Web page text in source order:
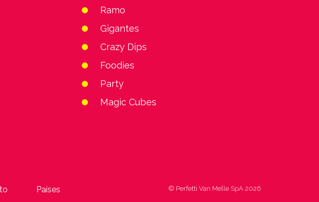
Ramo
Gigantes
Crazy Dips
Foodies
Party
Magic Cubes
Países © Perfetti Van Melle SpA 2026